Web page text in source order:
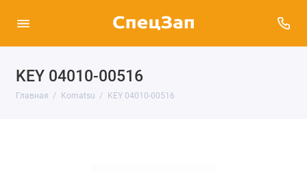
KEY 04010-00516
Главная Komatsu KEY 04010-00516